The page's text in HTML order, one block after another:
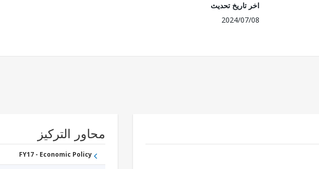
اخر تاريخ تحديث
2024/07/08
محاور التركيز
FY17 - Economic Policy